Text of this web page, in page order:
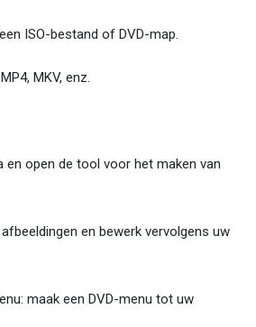
ISO-bestand of DVD-map.
MKV, enz.
en open de tool voor het maken van
en bewerk vervolgens uw
maak een DVD-menu tot uw